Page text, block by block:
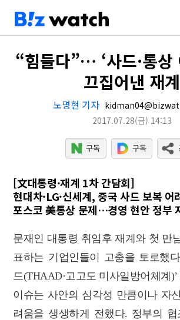
“힘들다”… ‘사드·통상
끄집어낸 재계
노명현 기자
2017.07.28(금) 14:13
[文대통령·재계 1차 간담회]
현대차·LG·신세계, 중국 사드 보복 어
포스코 美통상 문제…경영 현안 정부
문재인 대통령 취임후 재계와 첫 만
표하는 기업인들이 고충을 토로했
드(THAAD·고고도 미사일방어체계
이슈는 사안의 심각성 만큼이나 자
려움을 생생하게 전했다. 정부의